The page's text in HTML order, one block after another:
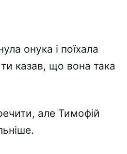
онука і поїхала
казав, що вона така
але Тимофій